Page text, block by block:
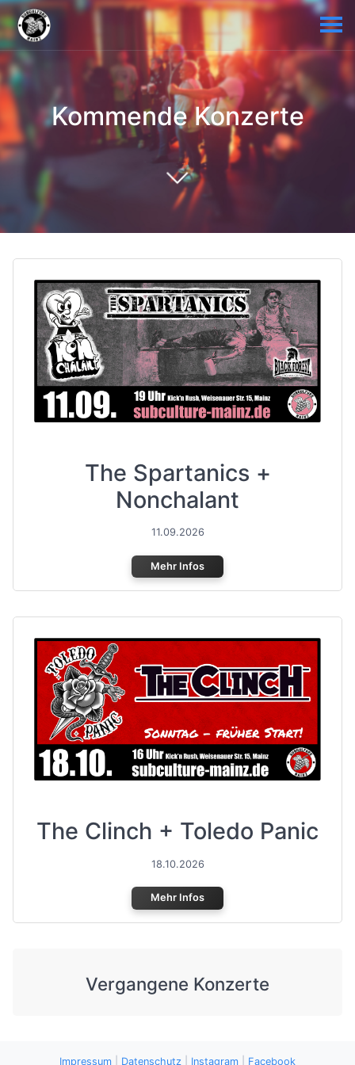
Kommende Konzerte
The Spartanics +
Nonchalant
11.09.2026
Mehr Infos
The Clinch + Toledo Panic
18.10.2026
Mehr Infos
Vergangene Konzerte
Impressum Datenschutz Instagram Facebook